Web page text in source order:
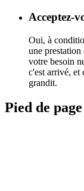
Acceptez-
Oui, à
une
votre besoin
c'est arrivé, et
grandit.
Pied de page